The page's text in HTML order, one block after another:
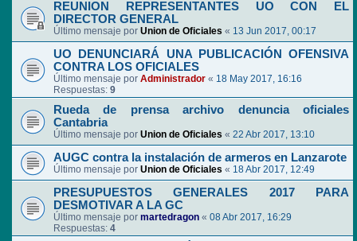
REUNION REPRESENTANTES UO CON EL
DIRECTOR GENERAL
Último mensaje por Union de Oficiales « 13 Jun 2017, 00:17
UO DENUNCIARÁ UNA PUBLICACIÓN OFENSIVA
CONTRA LOS OFICIALES
Último mensaje por Administrador « 18 May 2017, 16:16
Respuestas: 9
Rueda de prensa archivo denuncia oficiales
Cantabria
Último mensaje por Union de Oficiales « 22 Abr 2017, 13:10
AUGC contra la instalación de armeros en Lanzarote
Último mensaje por Union de Oficiales « 18 Abr 2017, 12:49
PRESUPUESTOS GENERALES 2017 PARA
DESMOTIVAR A LA GC
Último mensaje por martedragon « 08 Abr 2017, 16:29
Respuestas: 4